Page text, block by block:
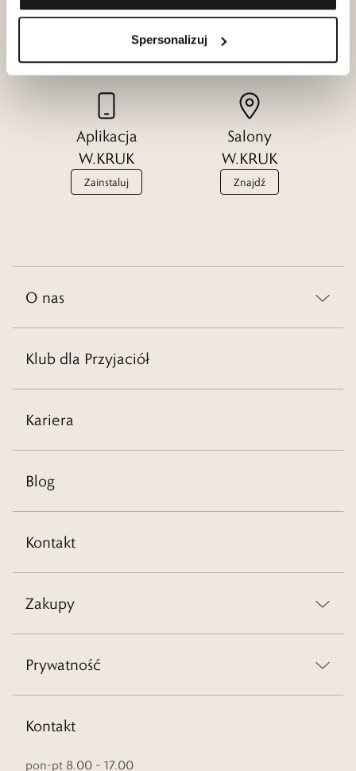
Spersonalizuj
Przyjaciół
W.KRUK
Dołącz
W.KRUK
Aplikacja
W.KRUK
Zainstaluj
Salony
W.KRUK
Znajdź
O nas
Klub dla Przyjaciół
Kariera
Blog
Kontakt
Zakupy
Prywatność
Kontakt
pon-pt 8.00 – 17.00